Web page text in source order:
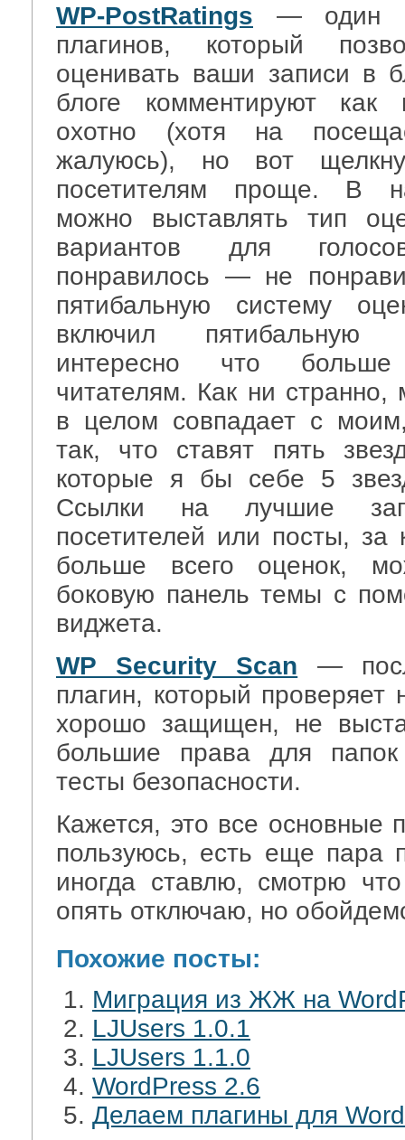
WP-PostRatings — один
плагинов, который
оценивать ваши записи в
блоге комментируют
охотно (хотя на
жалуюсь), но вот
посетителям проще. В
можно выставлять тип
вариантов для
понравилось — не
пятибальную систему
включил пятибальную
интересно что
читателям. Как ни странно,
в целом совпадает с
так, что ставят пять
которые я бы себе 5
Ссылки на лучшие
посетителей или посты, за
больше всего оценок,
боковую панель темы с
виджета.
WP Security Scan —
плагин, который проверяет
хорошо защищен, не
большие права для
тесты безопасности.
Кажется, это все основные
пользуюсь, есть еще пара
иногда ставлю, смотрю
опять отключаю, но
Похожие посты:
Миграция из ЖЖ на
LJUsers 1.0.1
LJUsers 1.1.0
WordPress 2.6
Делаем плагины для